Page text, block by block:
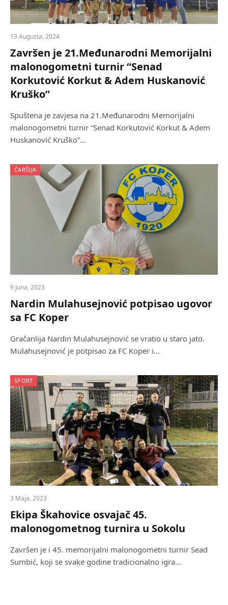
13 Augusta, 2024
Završen je 21.Međunarodni Memorijalni
malonogometni turnir “Senad
Korkutović Korkut & Adem Huskanović
Kruško”
Spuštena je zavjesa na 21.Međunarodni Memorijalni
malonogometni turnir “Senad Korkutović Korkut & Adem
Huskanović Kruško”…
ČARŠIJA
9 Juna, 2023
Nardin Mulahusejnović potpisao ugovor
sa FC Koper
Gračanlija Nardin Mulahusejnović se vratio u staro jato.
Mulahusejnović je potpisao za FC Koper i…
SPORT
3 Maja, 2023
Ekipa Škahovice osvajač 45.
malonogometnog turnira u Sokolu
Završen je i 45. memorijalni malonogometni turnir Sead
Sumbić, koji se svake godine tradicionalno igra…